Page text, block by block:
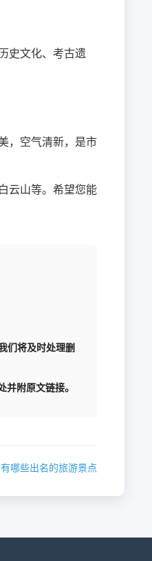
史文化、考古遗
，空气清新，是市
云山等。希望您能
们将及时处理删
附原文链接。
哪些出名的旅游景点